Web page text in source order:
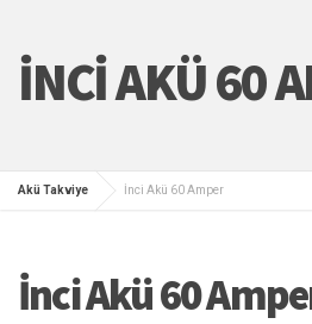
İNCI AKÜ 60
Akü Takviye İnci Akü 60 Amper
İnci Akü 60